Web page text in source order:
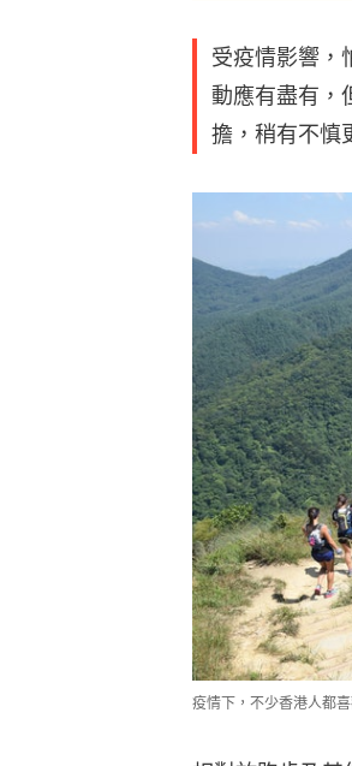
受疫情影響，
動應有盡有，
擔，稍有不慎
疫情下，不少香港人都